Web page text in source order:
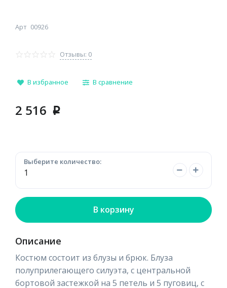
Арт 00926
Отзывы: 0
В избранное В сравнение
2 516 p
Выберите количество:
В корзину
Описание
Костюм состоит из блузы и брюк. Блуза
полуприлегающего силуэта, с центральной
бортовой застежкой на 5 петель и 5 пуговиц, с